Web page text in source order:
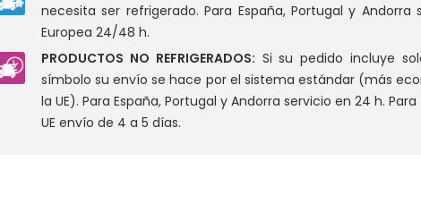
necesita ser refrigerado. Para España, Portugal y Andorra
Europea 24/48 h.
PRODUCTOS NO REFRIGERADOS: Si su pedido incluye
símbolo su envío se hace por el sistema estándar (más
la UE). Para España, Portugal y Andorra servicio en 24 h.
UE envío de 4 a 5 días.